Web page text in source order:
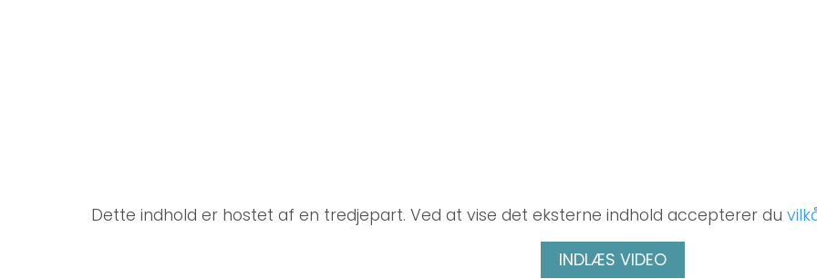
Dette indhold er hostet af en tredjepart. Ved at vise det eksterne indhold accepterer du
INDLÆS VIDEO